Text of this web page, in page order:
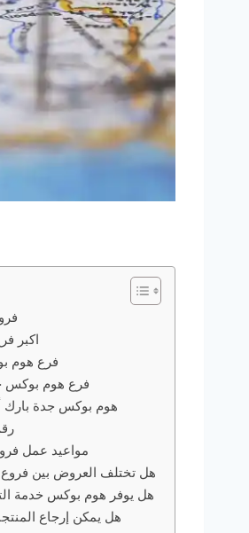
اكبر
فرع هوم
فرع هوم بوكس
هوم بوكس جدة بارك
مواعيد عمل
هل تختلف العروض بين
هل يوفر هوم بوكس خدمة
هل يمكن إرجاع